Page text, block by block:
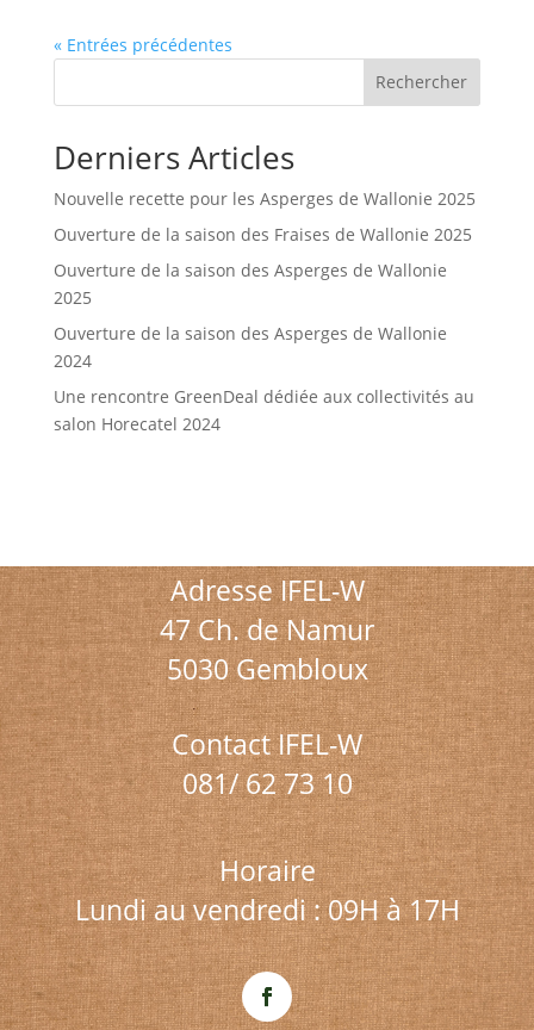
« Entrées précédentes
Rechercher
Derniers Articles
Nouvelle recette pour les Asperges de Wallonie 2025
Ouverture de la saison des Fraises de Wallonie 2025
Ouverture de la saison des Asperges de Wallonie
2025
Ouverture de la saison des Asperges de Wallonie
2024
Une rencontre GreenDeal dédiée aux collectivités au
salon Horecatel 2024
Adresse IFEL-W
47 Ch. de Namur
5030 Gembloux
Contact IFEL-W
081/ 62 73 10
Horaire
Lundi au vendredi : 09H à 17H